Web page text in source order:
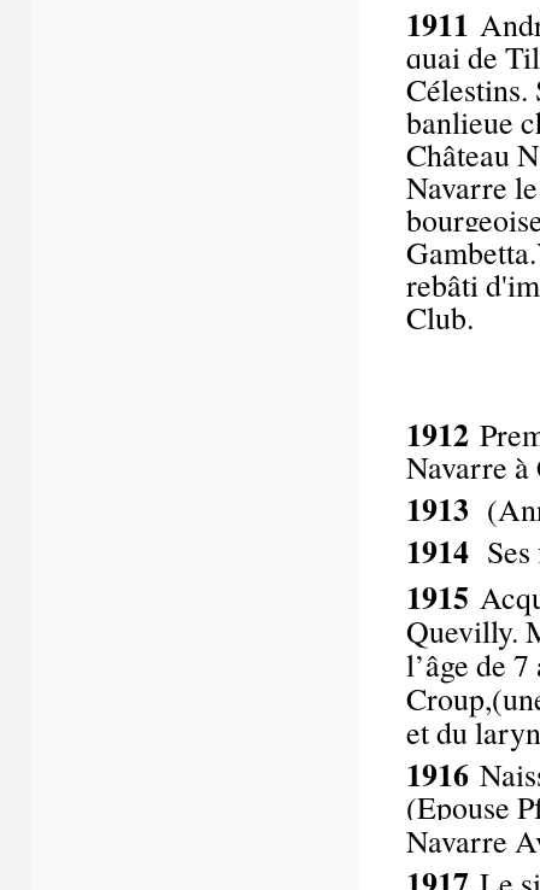
1911
quai de
Célestins.
banlieue
Château
Navarre
rebâti
Club.
1912
Navarre
1913
1914
1915
Quevilly.
l’âge de
et du
1916
(Epouse
Navarre